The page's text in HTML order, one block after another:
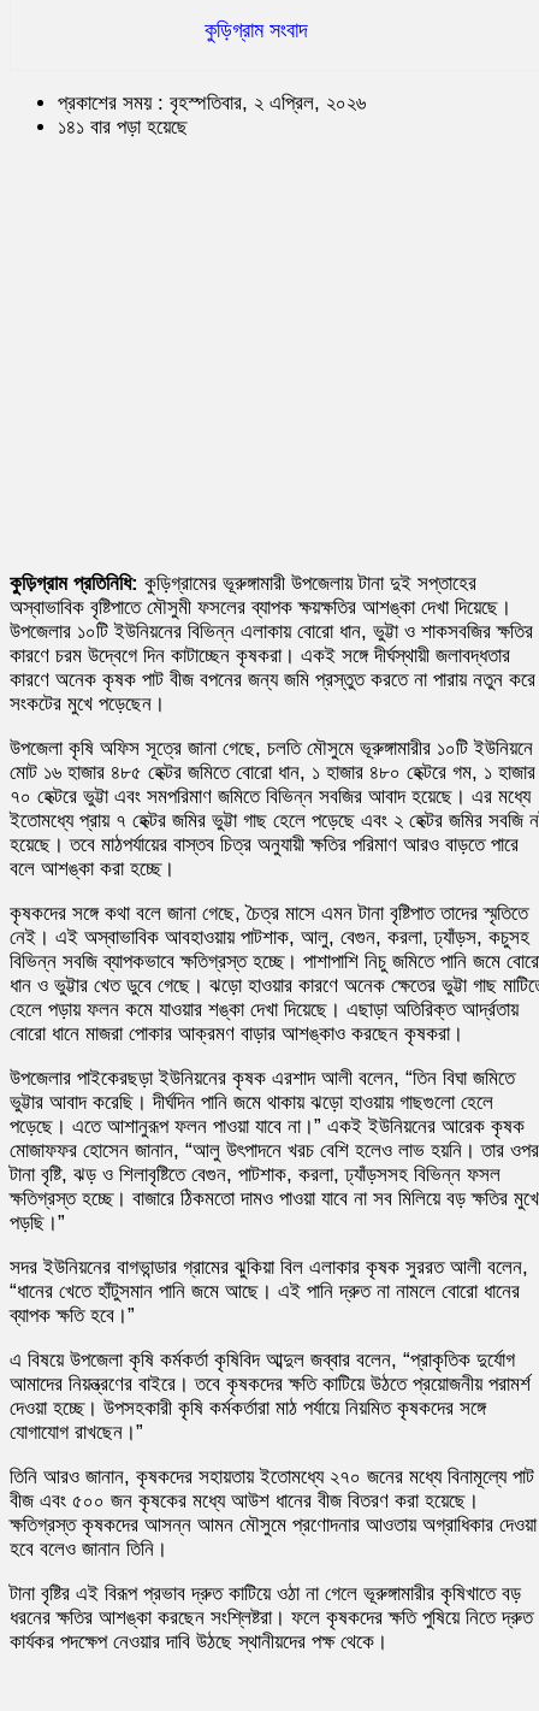
কুড়িগ্রাম সংবাদ
প্রকাশের সময় : বৃহস্পতিবার, ২ এপ্রিল, ২০২৬
১৪১ বার পড়া হয়েছে
কুড়িগ্রাম প্রতিনিধি: কুড়িগ্রামের ভূরুঙ্গামারী উপজেলায় টানা দুই সপ্তাহের
অস্বাভাবিক বৃষ্টিপাতে মৌসুমী ফসলের ব্যাপক ক্ষয়ক্ষতির আশঙ্কা দেখা দিয়েছে।
উপজেলার ১০টি ইউনিয়নের বিভিন্ন এলাকায় বোরো ধান, ভুট্টা ও শাকসবজির ক্ষতির
কারণে চরম উদ্বেগে দিন কাটাচ্ছেন কৃষকরা। একই সঙ্গে দীর্ঘস্থায়ী জলাবদ্ধতার
কারণে অনেক কৃষক পাট বীজ বপনের জন্য জমি প্রস্তুত করতে না পারায় নতুন করে
সংকটের মুখে পড়েছেন।
উপজেলা কৃষি অফিস সূত্রে জানা গেছে, চলতি মৌসুমে ভূরুঙ্গামারীর ১০টি ইউনিয়নে
মোট ১৬ হাজার ৪৮৫ হেক্টর জমিতে বোরো ধান, ১ হাজার ৪৮০ হেক্টরে গম, ১ হাজার
৭০ হেক্টরে ভুট্টা এবং সমপরিমাণ জমিতে বিভিন্ন সবজির আবাদ হয়েছে। এর মধ্যে
ইতোমধ্যে প্রায় ৭ হেক্টর জমির ভুট্টা গাছ হেলে পড়েছে এবং ২ হেক্টর জমির সবজি
হয়েছে। তবে মাঠপর্যায়ের বাস্তব চিত্র অনুযায়ী ক্ষতির পরিমাণ আরও বাড়তে পারে
বলে আশঙ্কা করা হচ্ছে।
কৃষকদের সঙ্গে কথা বলে জানা গেছে, চৈত্র মাসে এমন টানা বৃষ্টিপাত তাদের স্মৃতিতে
নেই। এই অস্বাভাবিক আবহাওয়ায় পাটশাক, আলু, বেগুন, করলা, ঢ্যাঁড়স, কচুসহ
বিভিন্ন সবজি ব্যাপকভাবে ক্ষতিগ্রস্ত হচ্ছে। পাশাপাশি নিচু জমিতে পানি জমে
ধান ও ভুট্টার খেত ডুবে গেছে। ঝড়ো হাওয়ার কারণে অনেক ক্ষেতের ভুট্টা গাছ
হেলে পড়ায় ফলন কমে যাওয়ার শঙ্কা দেখা দিয়েছে। এছাড়া অতিরিক্ত আর্দ্রতায়
বোরো ধানে মাজরা পোকার আক্রমণ বাড়ার আশঙ্কাও করছেন কৃষকরা।
উপজেলার পাইকেরছড়া ইউনিয়নের কৃষক এরশাদ আলী বলেন, “তিন বিঘা জমিতে
ভুট্টার আবাদ করেছি। দীর্ঘদিন পানি জমে থাকায় ঝড়ো হাওয়ায় গাছগুলো হেলে
পড়েছে। এতে আশানুরূপ ফলন পাওয়া যাবে না।” একই ইউনিয়নের আরেক কৃষক
মোজাফফর হোসেন জানান, “আলু উৎপাদনে খরচ বেশি হলেও লাভ হয়নি। তার ওপর
টানা বৃষ্টি, ঝড় ও শিলাবৃষ্টিতে বেগুন, পাটশাক, করলা, ঢ্যাঁড়সসহ বিভিন্ন ফসল
ক্ষতিগ্রস্ত হচ্ছে। বাজারে ঠিকমতো দামও পাওয়া যাবে না সব মিলিয়ে বড় ক্ষতির মুখে
পড়ছি।”
সদর ইউনিয়নের বাগভান্ডার গ্রামের ঝুকিয়া বিল এলাকার কৃষক সুররত আলী বলেন,
“ধানের খেতে হাঁটুসমান পানি জমে আছে। এই পানি দ্রুত না নামলে বোরো ধানের
ব্যাপক ক্ষতি হবে।”
এ বিষয়ে উপজেলা কৃষি কর্মকর্তা কৃষিবিদ আব্দুল জব্বার বলেন, “প্রাকৃতিক দুর্যোগ
আমাদের নিয়ন্ত্রণের বাইরে। তবে কৃষকদের ক্ষতি কাটিয়ে উঠতে প্রয়োজনীয় পরামর্শ
দেওয়া হচ্ছে। উপসহকারী কৃষি কর্মকর্তারা মাঠ পর্যায়ে নিয়মিত কৃষকদের সঙ্গে
যোগাযোগ রাখছেন।”
তিনি আরও জানান, কৃষকদের সহায়তায় ইতোমধ্যে ২৭০ জনের মধ্যে বিনামূল্যে পাট
বীজ এবং ৫০০ জন কৃষকের মধ্যে আউশ ধানের বীজ বিতরণ করা হয়েছে।
ক্ষতিগ্রস্ত কৃষকদের আসন্ন আমন মৌসুমে প্রণোদনার আওতায় অগ্রাধিকার দেওয়া
হবে বলেও জানান তিনি।
টানা বৃষ্টির এই বিরূপ প্রভাব দ্রুত কাটিয়ে ওঠা না গেলে ভূরুঙ্গামারীর কৃষিখাতে বড়
ধরনের ক্ষতির আশঙ্কা করছেন সংশ্লিষ্টরা। ফলে কৃষকদের ক্ষতি পুষিয়ে নিতে দ্রুত
কার্যকর পদক্ষেপ নেওয়ার দাবি উঠছে স্থানীয়দের পক্ষ থেকে।